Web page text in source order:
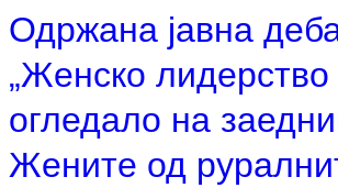
Одржана јавна
„Женско лидерство
огледало на
Жените од